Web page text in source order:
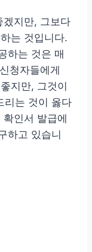
겠지만, 그보다
는 것입니다.
하는 것은 매
청자들에게
지만, 그것이
리는 것이 옳다
인서 발급에
하고 있습니